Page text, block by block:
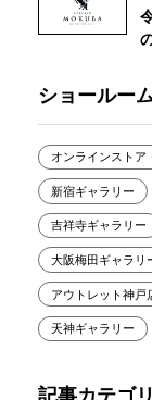
ショールー
オンラインストア
新宿ギャラリー
吉祥寺ギャラリー
大阪梅田ギャラリ
アウトレット神戸
天神ギャラリー
記事カテゴリ